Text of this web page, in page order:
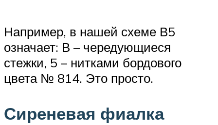
Например, в нашей схеме В5
означает: В – чередующиеся
стежки, 5 – нитками бордового
цвета № 814. Это просто.
Сиреневая фиалка